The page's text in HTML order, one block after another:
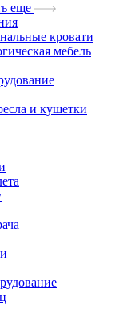
еще
кровати
мебель
и кушетки